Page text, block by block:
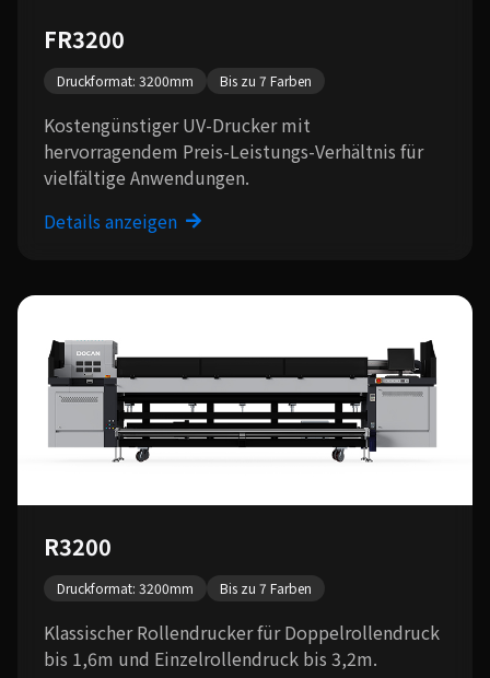
FR3200
Druckformat: 3200mm Bis zu 7 Farben
Kostengünstiger UV-Drucker mit
hervorragendem Preis-Leistungs-Verhältnis für
vielfältige Anwendungen.
Details anzeigen
R3200
Druckformat: 3200mm Bis zu 7 Farben
Klassischer Rollendrucker für Doppelrollendruck
bis 1,6m und Einzelrollendruck bis 3,2m.